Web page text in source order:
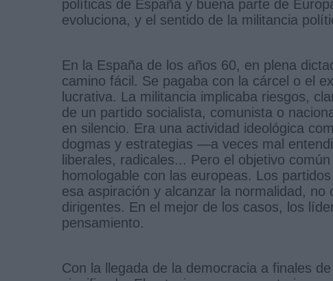
políticas de España y buena parte de
evoluciona, y el sentido de la militancia
En la España de los años 60, en plena
camino fácil. Se pagaba con la cárcel o el
lucrativa. La militancia implicaba riesgos,
de un partido socialista, comunista o
en silencio. Era una actividad ideológica
dogmas y estrategias —a veces mal
liberales, radicales... Pero el objetivo
homologable con las europeas. Los
esa aspiración y alcanzar la normalidad,
dirigentes. En el mejor de los casos, los
pensamiento.
Con la llegada de la democracia a finales